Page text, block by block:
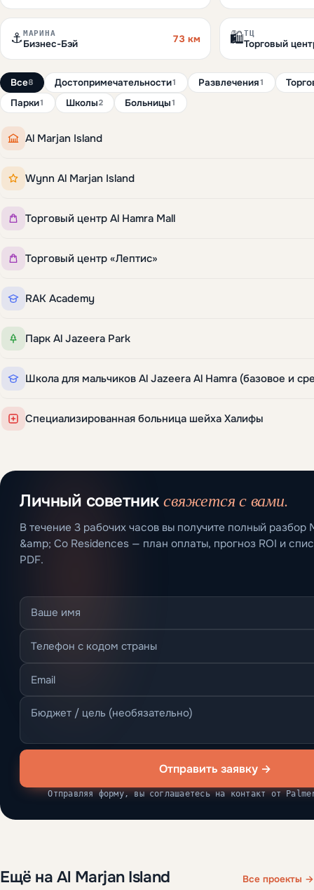
⚓ МАРИНА
Бизнес-Бэй 73 км 🛍️ТЦ
Торговый
Все8 Достопримечательности1 Развлечения1
Парки1 Школы2 Больницы1
Al Marjan Island
Wynn Al Marjan Island
Торговый центр Al Hamra Mall
Торговый центр «Лептис»
RAK Academy
Парк Al Jazeera Park
Специализированная больница шейха Халифы
Личный советниксвяжется с вами.
В течение 3 рабочих часов вы получите полный разбор
&amp; Co Residences — план оплаты, прогноз ROI и
PDF.
Отправить заявку →
Отправляя форму, вы соглашаетесь на контакт от
Ещё на Al Marjan Island Все проекты →